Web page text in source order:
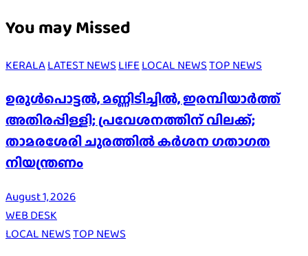
You may Missed
KERALALATEST NEWSLIFELOCAL NEWSTOP NEWS
ഉരുൾപൊട്ടൽ, മണ്ണിടിച്ചിൽ, ഇരമ്പിയാര്‍ത്ത്
അതിരപ്പിള്ളി; പ്രവേശനത്തിന് വിലക്ക്;
താമരശേരി ചുരത്തില്‍ കര്‍ശന ഗതാഗത
നിയന്ത്രണം
August 1, 2026
WEB DESK
LOCAL NEWSTOP NEWS